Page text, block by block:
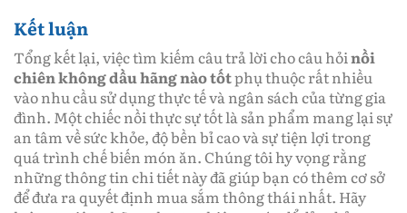
Kết luận
Tổng kết lại, việc tìm kiếm câu trả lời cho câu hỏinồi
chiên không dầu hãng nào tốtphụ thuộc rất nhiều
vào nhu cầu sử dụng thực tế và ngân sách của từng gia
đình. Một chiếc nồi thực sự tốt là sản phẩm mang lại sự
an tâm về sức khỏe, độ bền bỉ cao và sự tiện lợi trong
quá trình chế biến món ăn. Chúng tôi hy vọng rằng
những thông tin chi tiết này đã giúp bạn có thêm cơ sở
để đưa ra quyết định mua sắm thông thái nhất. Hãy